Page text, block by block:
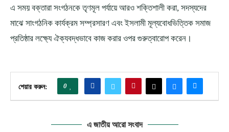
এ সময় বক্তারা সংগঠনকে তৃণমূল পর্যায়ে আরও শক্তিশালী করা, সদস্যদের
মাঝে সাংগঠনিক কার্যক্রম সম্প্রসারণ এবং ইসলামী মূল্যবোধভিত্তিক সমাজ
প্রতিষ্ঠার লক্ষ্যে ঐক্যবদ্ধভাবে কাজ করার ওপর গুরুত্বারোপ করেন।
শেয়ার করুন: 0
এ জাতীয় আরো সংবাদ